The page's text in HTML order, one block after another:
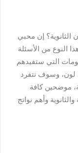
الثانوية؟ إن محبي
النوع من الأسئلة
التي ستفيدهم
لون، وسوف نتفرد
موضحين كافة
وأهم نواتج